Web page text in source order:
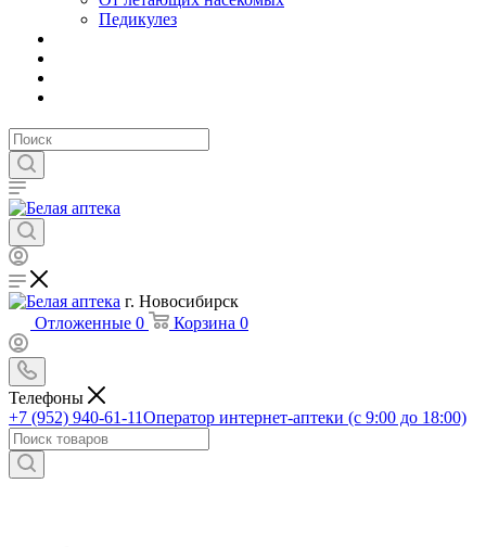
Педикулез
г. Новосибирск
Отложенные 0 Корзина 0
Телефоны
+7 (952) 940-61-11Оператор интернет-аптеки (с 9:00 до 18:00)